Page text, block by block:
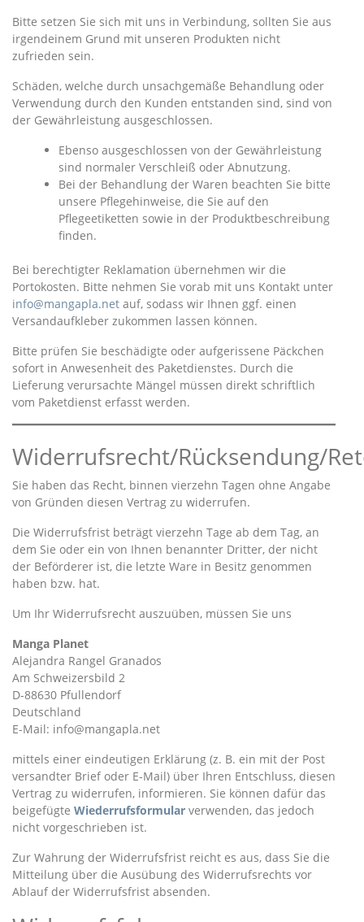
Bitte setzen Sie sich mit uns in Verbindung, sollten Sie aus
irgendeinem Grund mit unseren Produkten nicht
zufrieden sein.
Schäden, welche durch unsachgemäße Behandlung oder
Verwendung durch den Kunden entstanden sind, sind von
der Gewährleistung ausgeschlossen.
Ebenso ausgeschlossen von der Gewährleistung
sind normaler Verschleiß oder Abnutzung.
Bei der Behandlung der Waren beachten Sie bitte
unsere Pflegehinweise, die Sie auf den
Pflegeetiketten sowie in der Produktbeschreibung
finden.
Bei berechtigter Reklamation übernehmen wir die
Portokosten. Bitte nehmen Sie vorab mit uns Kontakt unter
info@mangapla.net auf, sodass wir Ihnen ggf. einen
Versandaufkleber zukommen lassen können.
Bitte prüfen Sie beschädigte oder aufgerissene Päckchen
sofort in Anwesenheit des Paketdienstes. Durch die
Lieferung verursachte Mängel müssen direkt schriftlich
vom Paketdienst erfasst werden.
Widerrufsrecht/Rücksendung/
Sie haben das Recht, binnen vierzehn Tagen ohne Angabe
von Gründen diesen Vertrag zu widerrufen.
Die Widerrufsfrist beträgt vierzehn Tage ab dem Tag, an
dem Sie oder ein von Ihnen benannter Dritter, der nicht
der Beförderer ist, die letzte Ware in Besitz genommen
haben bzw. hat.
Um Ihr Widerrufsrecht auszuüben, müssen Sie uns
Manga Planet
Alejandra Rangel Granados
Am Schweizersbild 2
D-88630 Pfullendorf
Deutschland
E-Mail: info@mangapla.net
mittels einer eindeutigen Erklärung (z. B. ein mit der Post
versandter Brief oder E-Mail) über Ihren Entschluss, diesen
Vertrag zu widerrufen, informieren. Sie können dafür das
beigefügte Wiederrufsformular verwenden, das jedoch
nicht vorgeschrieben ist.
Zur Wahrung der Widerrufsfrist reicht es aus, dass Sie die
Mitteilung über die Ausübung des Widerrufsrechts vor
Ablauf der Widerrufsfrist absenden.